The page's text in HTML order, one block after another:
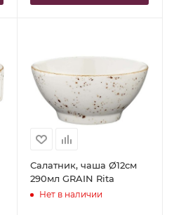
Салатник, чаша Ø12см
290мл GRAIN Rita
Нет в наличии